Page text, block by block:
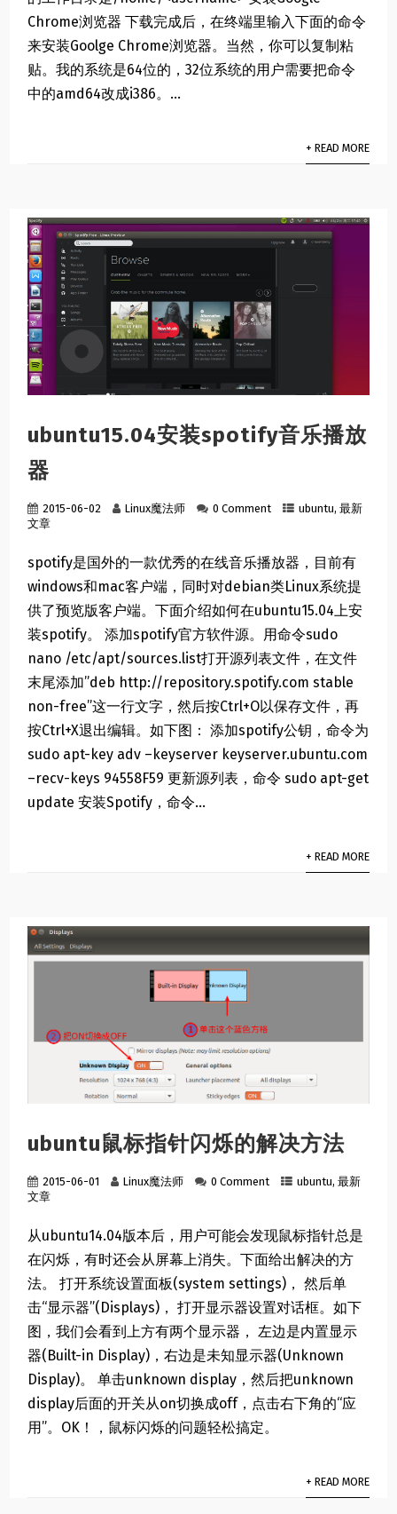
Chrome浏览器 下载完成后，在终端里输入下面的命令
来安装Goolge Chrome浏览器。当然，你可以复制粘
贴。我的系统是64位的，32位系统的用户需要把命令
中的amd64改成i386。...
+ READ MORE
ubuntu15.04安装spotify音乐播放
器
2015-06-02 Linux魔法师 0 Comment ubuntu,最新
文章
spotify是国外的一款优秀的在线音乐播放器，目前有
windows和mac客户端，同时对debian类Linux系统提
供了预览版客户端。下面介绍如何在ubuntu15.04上安
装spotify。 添加spotify官方软件源。用命令sudo
nano /etc/apt/sources.list打开源列表文件，在文件
末尾添加”deb http://repository.spotify.com stable
non-free”这一行文字，然后按Ctrl+O以保存文件，再
按Ctrl+X退出编辑。如下图： 添加spotify公钥，命令为
sudo apt-key adv –keyserver keyserver.ubuntu.com
–recv-keys 94558F59 更新源列表，命令 sudo apt-get
update 安装Spotify，命令...
+ READ MORE
ubuntu鼠标指针闪烁的解决方法
2015-06-01 Linux魔法师 0 Comment ubuntu,最新
文章
从ubuntu14.04版本后，用户可能会发现鼠标指针总是
在闪烁，有时还会从屏幕上消失。下面给出解决的方
法。 打开系统设置面板(system settings)， 然后单
击“显示器”(Displays)， 打开显示器设置对话框。如下
图，我们会看到上方有两个显示器， 左边是内置显示
器(Built-in Display)，右边是未知显示器(Unknown
Display)。 单击unknown display，然后把unknown
display后面的开关从on切换成off，点击右下角的“应
用”。OK！，鼠标闪烁的问题轻松搞定。
+ READ MORE